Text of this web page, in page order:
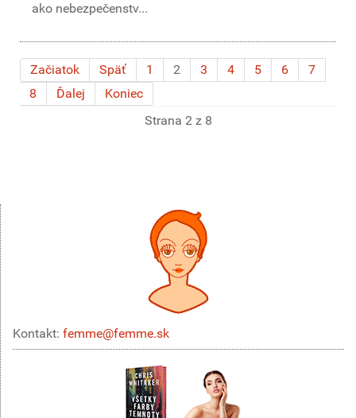
ako nebezpečenstv...
Začiatok Späť 1 2 3 4 5 6
7
8
Ďalej
Koniec
Strana 2 z 8
Kontakt: femme@femme.sk